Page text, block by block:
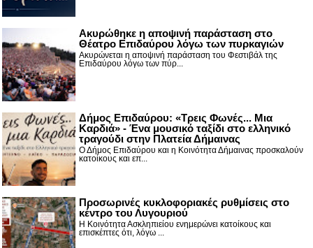
Ακυρώθηκε η αποψινή παράσταση στο
Θέατρο Επιδαύρου λόγω των πυρκαγιών
Ακυρώνεται η αποψινή παράσταση του Φεστιβάλ της
Επιδαύρου λόγω των πύρ...
Δήμος Επιδαύρου: «Τρεις Φωνές... Μια
Καρδιά» - Ένα μουσικό ταξίδι στο ελληνικό
τραγούδι στην Πλατεία Δήμαινας
Ο Δήμος Επιδαύρου και η Κοινότητα Δήμαινας προσκαλούν
κατοίκους και επ...
Προσωρινές κυκλοφοριακές ρυθμίσεις στο
κέντρο του Λυγουριού
Η Κοινότητα Ασκληπιείου ενημερώνει κατοίκους και
επισκέπτες ότι, λόγω ...